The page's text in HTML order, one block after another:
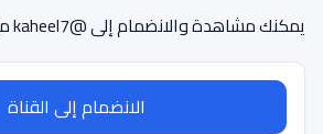
يمكنك مشاهدة والانضمام إلى @kaheel7 مباشرة.
الانضمام إلى القناة